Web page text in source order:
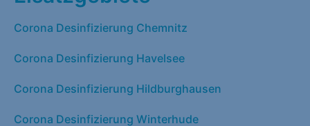
Corona Desinfizierung Chemnitz
Corona Desinfizierung Havelsee
Corona Desinfizierung Hildburghausen
Corona Desinfizierung Winterhude